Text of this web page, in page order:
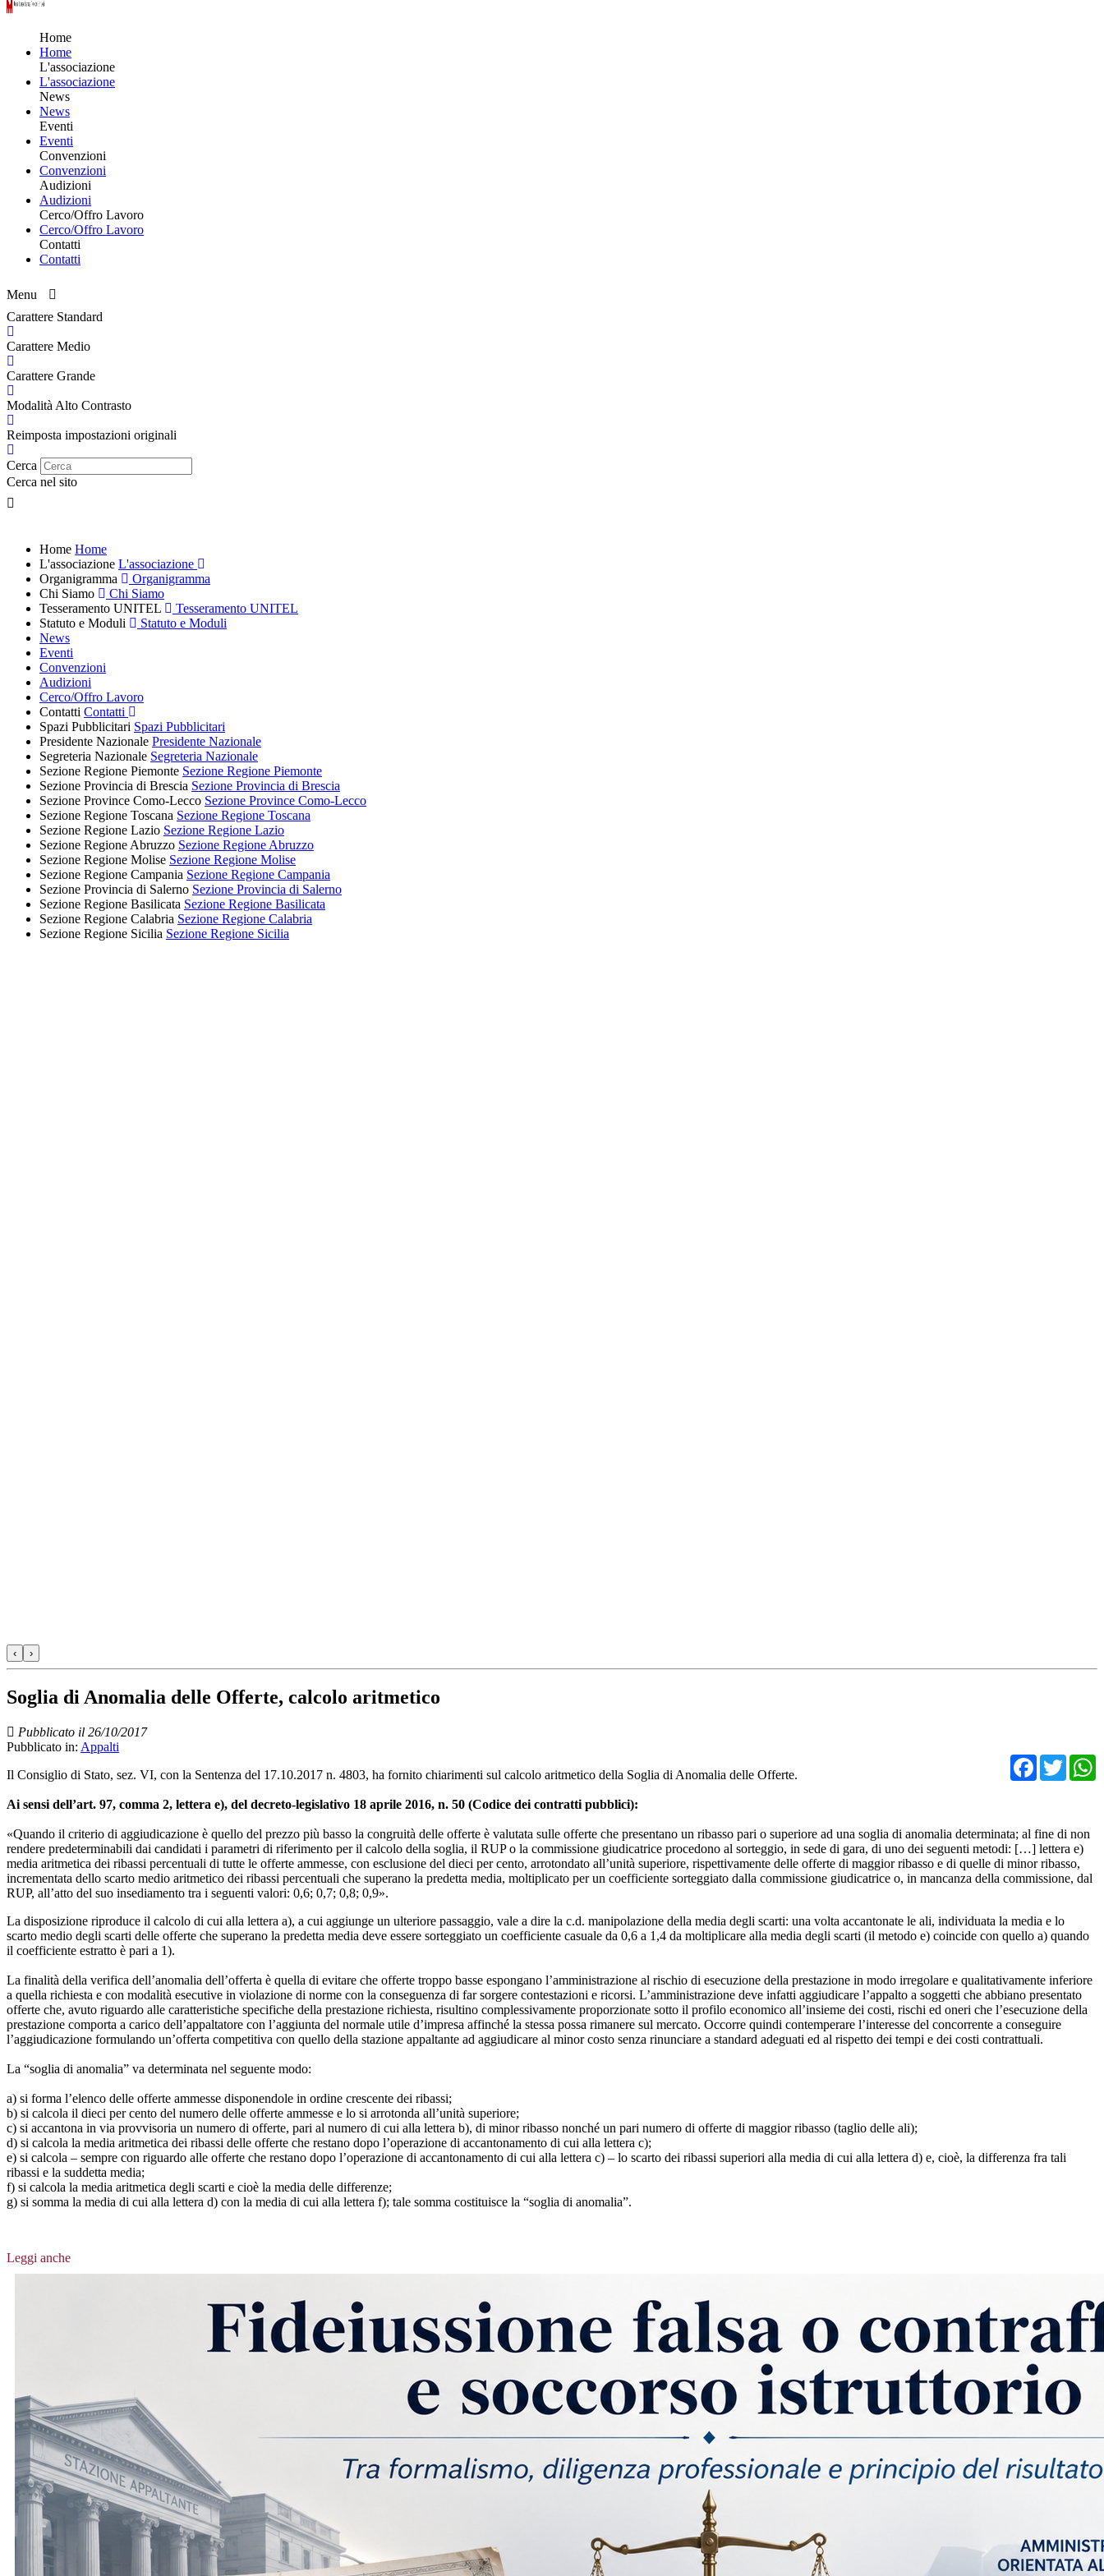
Home
Home
L'associazione
L'associazione
News
News
Eventi
Eventi
Convenzioni
Convenzioni
Audizioni
Audizioni
Cerco/Offro Lavoro
Cerco/Offro Lavoro
Contatti
Contatti
Menu
Carattere Standard
Carattere Medio
Carattere Grande
Modalità Alto Contrasto
Reimposta impostazioni originali
Cerca
Cerca nel sito
Home Home
L'associazione L'associazione
Organigramma
Organigramma
Chi Siamo
Chi Siamo
Tesseramento UNITEL
Tesseramento UNITEL
Statuto e Moduli
Statuto e Moduli
News
Eventi
Convenzioni
Audizioni
Cerco/Offro Lavoro
Contatti Contatti
Spazi Pubblicitari Spazi Pubblicitari
Presidente Nazionale Presidente Nazionale
Segreteria Nazionale Segreteria Nazionale
Sezione Regione Piemonte Sezione Regione Piemonte
Sezione Provincia di Brescia Sezione Provincia di Brescia
Sezione Province Como-Lecco Sezione Province Como-Lecco
Sezione Regione Toscana Sezione Regione Toscana
Sezione Regione Lazio Sezione Regione Lazio
Sezione Regione Abruzzo Sezione Regione Abruzzo
Sezione Regione Molise Sezione Regione Molise
Sezione Regione Campania Sezione Regione Campania
Sezione Provincia di Salerno Sezione Provincia di Salerno
Sezione Regione Basilicata Sezione Regione Basilicata
Sezione Regione Calabria Sezione Regione Calabria
Sezione Regione Sicilia Sezione Regione Sicilia
‹ ›
Soglia di Anomalia delle Offerte, calcolo aritmetico
Pubblicato il 26/10/2017
Pubblicato in: Appalti
Il Consiglio di Stato, sez. VI, con la Sentenza del 17.10.2017 n. 4803, ha fornito chiarimenti sul calcolo aritmetico della Soglia di Anomalia delle Offerte.
Ai sensi dell’art. 97, comma 2, lettera e), del decreto-legislativo 18 aprile 2016, n. 50 (Codice dei contratti pubblici):
«Quando il criterio di aggiudicazione è quello del prezzo più basso la congruità delle offerte è valutata sulle offerte che presentano un ribasso pari o superiore ad una soglia di anomalia determinata; al fine di non
rendere predeterminabili dai candidati i parametri di riferimento per il calcolo della soglia, il RUP o la commissione giudicatrice procedono al sorteggio, in sede di gara, di uno dei seguenti metodi: […] lettera e)
media aritmetica dei ribassi percentuali di tutte le offerte ammesse, con esclusione del dieci per cento, arrotondato all’unità superiore, rispettivamente delle offerte di maggior ribasso e di quelle di minor ribasso,
incrementata dello scarto medio aritmetico dei ribassi percentuali che superano la predetta media, moltiplicato per un coefficiente sorteggiato dalla commissione giudicatrice o, in mancanza della commissione, dal
RUP, all’atto del suo insediamento tra i seguenti valori: 0,6; 0,7; 0,8; 0,9».
La disposizione riproduce il calcolo di cui alla lettera a), a cui aggiunge un ulteriore passaggio, vale a dire la c.d. manipolazione della media degli scarti: una volta accantonate le ali, individuata la media e lo
scarto medio degli scarti delle offerte che superano la predetta media deve essere sorteggiato un coefficiente casuale da 0,6 a 1,4 da moltiplicare alla media degli scarti (il metodo e) coincide con quello a) quando
il coefficiente estratto è pari a 1).
La finalità della verifica dell’anomalia dell’offerta è quella di evitare che offerte troppo basse espongano l’amministrazione al rischio di esecuzione della prestazione in modo irregolare e qualitativamente inferiore
a quella richiesta e con modalità esecutive in violazione di norme con la conseguenza di far sorgere contestazioni e ricorsi. L’amministrazione deve infatti aggiudicare l’appalto a soggetti che abbiano presentato
offerte che, avuto riguardo alle caratteristiche specifiche della prestazione richiesta, risultino complessivamente proporzionate sotto il profilo economico all’insieme dei costi, rischi ed oneri che l’esecuzione della
prestazione comporta a carico dell’appaltatore con l’aggiunta del normale utile d’impresa affinché la stessa possa rimanere sul mercato. Occorre quindi contemperare l’interesse del concorrente a conseguire
l’aggiudicazione formulando un’offerta competitiva con quello della stazione appaltante ad aggiudicare al minor costo senza rinunciare a standard adeguati ed al rispetto dei tempi e dei costi contrattuali.
La “soglia di anomalia” va determinata nel seguente modo:
a) si forma l’elenco delle offerte ammesse disponendole in ordine crescente dei ribassi;
b) si calcola il dieci per cento del numero delle offerte ammesse e lo si arrotonda all’unità superiore;
c) si accantona in via provvisoria un numero di offerte, pari al numero di cui alla lettera b), di minor ribasso nonché un pari numero di offerte di maggior ribasso (taglio delle ali);
d) si calcola la media aritmetica dei ribassi delle offerte che restano dopo l’operazione di accantonamento di cui alla lettera c);
e) si calcola ‒ sempre con riguardo alle offerte che restano dopo l’operazione di accantonamento di cui alla lettera c) ‒ lo scarto dei ribassi superiori alla media di cui alla lettera d) e, cioè, la differenza fra tali
ribassi e la suddetta media;
f) si calcola la media aritmetica degli scarti e cioè la media delle differenze;
g) si somma la media di cui alla lettera d) con la media di cui alla lettera f); tale somma costituisce la “soglia di anomalia”.
Leggi anche